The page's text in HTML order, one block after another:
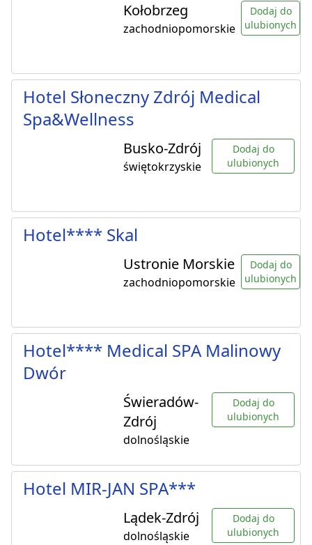
Kołobrzeg
zachodniopomorskie
Dodaj do
ulubionych
Hotel Słoneczny Zdrój Medical
Spa&Wellness
Busko-Zdrój
świętokrzyskie
Dodaj do
ulubionych
Hotel**** Skal
Ustronie Morskie
zachodniopomorskie
Dodaj do
ulubionych
Hotel**** Medical SPA Malinowy
Dwór
Świeradów-
Zdrój
dolnośląskie
Dodaj do
ulubionych
Hotel MIR-JAN SPA***
Lądek-Zdrój
dolnośląskie
Dodaj do
ulubionych